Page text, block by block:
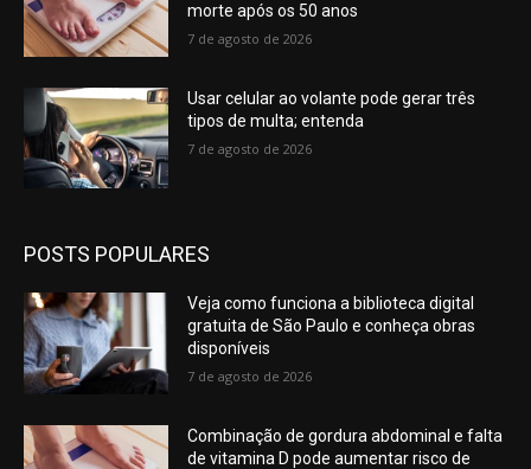
morte após os 50 anos
7 de agosto de 2026
Usar celular ao volante pode gerar três
tipos de multa; entenda
7 de agosto de 2026
POSTS POPULARES
Veja como funciona a biblioteca digital
gratuita de São Paulo e conheça obras
disponíveis
7 de agosto de 2026
Combinação de gordura abdominal e falta
de vitamina D pode aumentar risco de